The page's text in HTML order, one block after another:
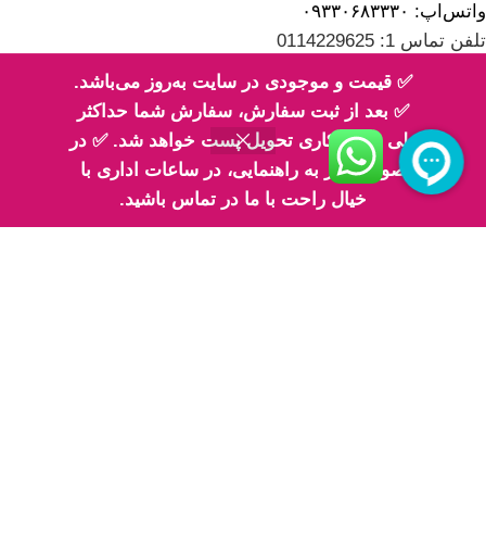
✅ قیمت و موجودی در سایت به‌روز می‌باشد.
✅ بعد از ثبت سفارش، سفارش شما حداکثر
طی 2 روز کاری تحویل پست خواهد شد. ✅ در
صورت نیاز به راهنمایی، در ساعات اداری با
خیال راحت با ما در تماس باشید.
واتس‌اپ: ۰۹۳۳۰۶۸۳۳۳۰
تلفن تماس 1: 0114229625
تلفن تماس 2: ۰۹۳۳۰۶۸۳۳۳۰
اینماد